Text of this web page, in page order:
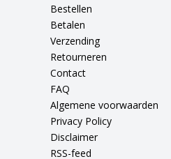
Bestellen
Betalen
Verzending
Retourneren
Contact
FAQ
Algemene voorwaarden
Privacy Policy
Disclaimer
RSS-feed